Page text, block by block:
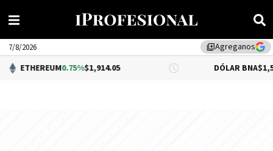
library_addAgreganos
7/8/2026
0.75%$1,914.05 DÓLAR BNA $1,520.00